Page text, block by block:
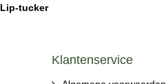
Lip-tucker
Klantenservice